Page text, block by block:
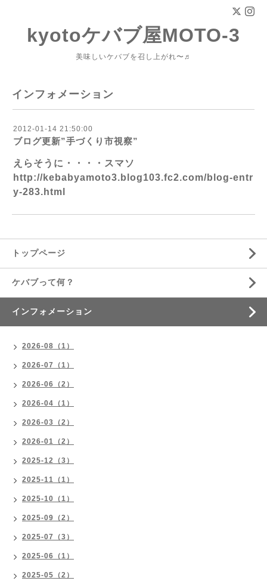
kyotoケバブ屋MOTO-3
美味しいケバブを召し上がれ〜♬
インフォメーション
2012-01-14 21:50:00
ブログ更新”手づくり市視察”
えらそうに・・・・スマソ
http://kebabyamoto3.blog103.fc2.com/blog-entr
y-283.html
トップページ
ケバブって何？
インフォメーション
2026-08（1）
2026-07（1）
2026-06（2）
2026-04（1）
2026-03（2）
2026-01（2）
2025-12（3）
2025-11（1）
2025-10（1）
2025-09（2）
2025-07（3）
2025-06（1）
2025-05（2）